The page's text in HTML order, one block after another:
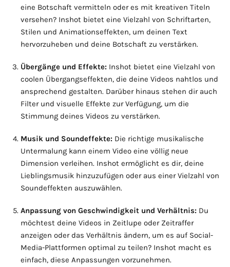
eine Botschaft vermitteln oder es mit kreativen Titeln
versehen? Inshot bietet eine Vielzahl von Schriftarten,
Stilen und Animationseffekten, um deinen Text
hervorzuheben und deine Botschaft zu verstärken.
Übergänge und Effekte: Inshot bietet eine Vielzahl von
coolen Übergangseffekten, die deine Videos nahtlos und
ansprechend gestalten. Darüber hinaus stehen dir auch
Filter und visuelle Effekte zur Verfügung, um die
Stimmung deines Videos zu verstärken.
Musik und Soundeffekte: Die richtige musikalische
Untermalung kann einem Video eine völlig neue
Dimension verleihen. Inshot ermöglicht es dir, deine
Lieblingsmusik hinzuzufügen oder aus einer Vielzahl von
Soundeffekten auszuwählen.
Anpassung von Geschwindigkeit und Verhältnis: Du
möchtest deine Videos in Zeitlupe oder Zeitraffer
anzeigen oder das Verhältnis ändern, um es auf Social-
Media-Plattformen optimal zu teilen? Inshot macht es
einfach, diese Anpassungen vorzunehmen.